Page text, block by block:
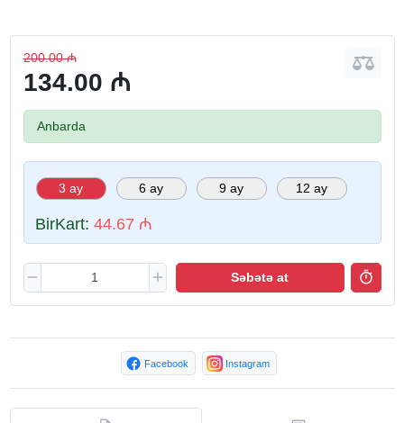
200.00 ₼
134.00 ₼
Anbarda
3 ay 6 ay 9 ay 12 ay
BirKart:44.67 ₼
Səbətə at
Facebook Instagram